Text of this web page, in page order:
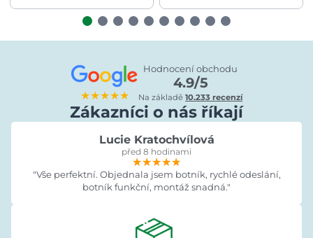
★★★★★
Hodnocení obchodu
4.9/5
Na základě10.233 recenzí
Zákazníci o nás říkají
Lucie Kratochvílová
před 8 hodinami
★★★★★
★★★★★
★★★★★
"Vše perfektní. Objednala jsem botník, rychlé odeslání,
botník funkční, montáž snadná."